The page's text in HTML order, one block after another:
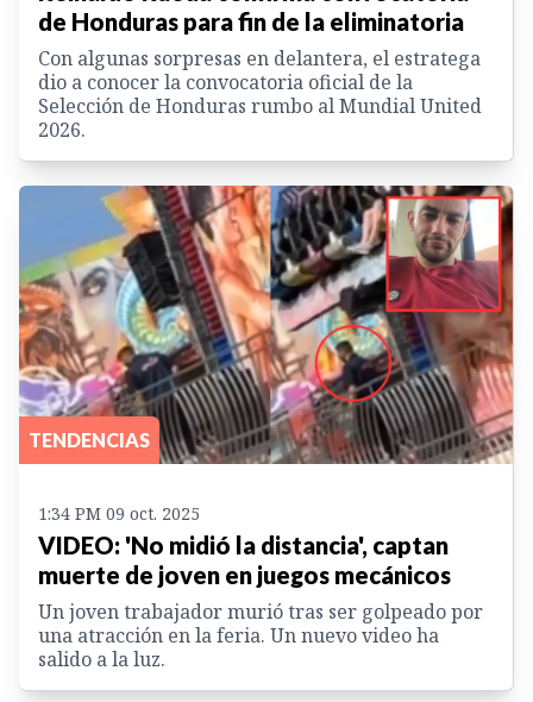
de Honduras para fin de la eliminatoria
Con algunas sorpresas en delantera, el estratega
dio a conocer la convocatoria oficial de la
Selección de Honduras rumbo al Mundial United
2026.
TENDENCIAS
1:34 PM 09 oct. 2025
VIDEO: 'No midió la distancia', captan
muerte de joven en juegos mecánicos
Un joven trabajador murió tras ser golpeado por
una atracción en la feria. Un nuevo video ha
salido a la luz.